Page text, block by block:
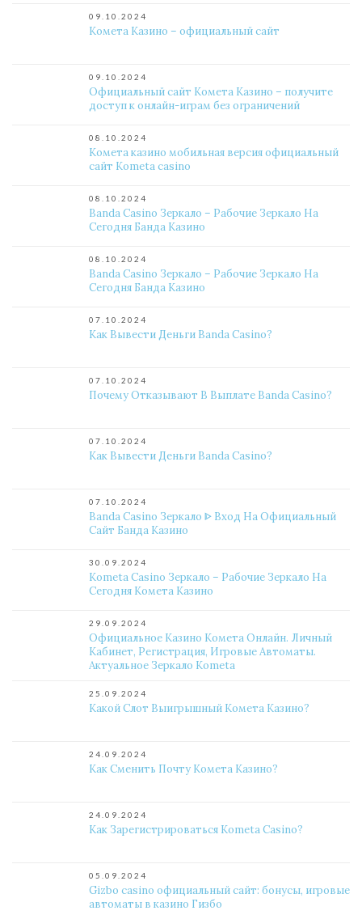
09.10.2024
Комета Казино – официальный сайт
09.10.2024
Официальный сайт Комета Казино – получите
доступ к онлайн-играм без ограничений
08.10.2024
Комета казино мобильная версия официальный
сайт Kometa casino
08.10.2024
Banda Casino Зеркало – Рабочие Зеркало На
Сегодня Банда Казино
08.10.2024
Banda Casino Зеркало – Рабочие Зеркало На
Сегодня Банда Казино
07.10.2024
Как Вывести Деньги Banda Casino?
07.10.2024
Почему Отказывают В Выплате Banda Casino?
07.10.2024
Как Вывести Деньги Banda Casino?
07.10.2024
Banda Casino Зеркало ᐈ Вход На Официальный
Сайт Банда Казино
30.09.2024
Kometa Casino Зеркало – Рабочие Зеркало На
Сегодня Комета Казино
29.09.2024
Официальное Казино Комета Онлайн. Личный
Кабинет, Регистрация, Игровые Автоматы.
Актуальное Зеркало Kometa
25.09.2024
Какой Слот Выигрышный Комета Казино?
24.09.2024
Как Сменить Почту Комета Казино?
24.09.2024
Как Зарегистрироваться Kometa Casino?
05.09.2024
Gizbo casino официальный сайт: бонусы, игровые
автоматы в казино Гизбо